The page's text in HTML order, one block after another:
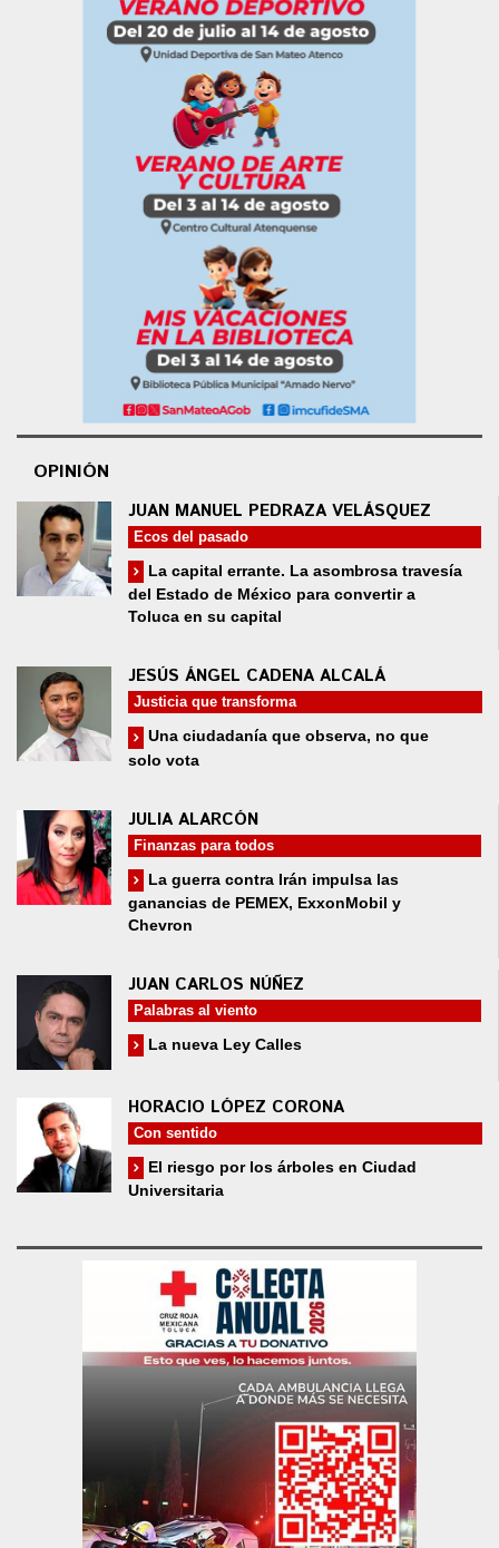
OPINIÓN
JUAN MANUEL PEDRAZA VELÁSQUEZ
Ecos del pasado
La capital errante. La asombrosa travesía
del Estado de México para convertir a
Toluca en su capital
JESÚS ÁNGEL CADENA ALCALÁ
Justicia que transforma
Una ciudadanía que observa, no que
solo vota
JULIA ALARCÓN
Finanzas para todos
La guerra contra Irán impulsa las
ganancias de PEMEX, ExxonMobil y
Chevron
JUAN CARLOS NÚÑEZ
Palabras al viento
La nueva Ley Calles
HORACIO LÓPEZ CORONA
Con sentido
El riesgo por los árboles en Ciudad
Universitaria